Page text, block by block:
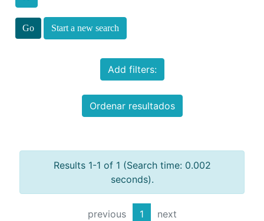
Start a new search
Add filters:
Ordenar resultados
Results 1-1 of 1 (Search time: 0.002
seconds).
previous 1 next